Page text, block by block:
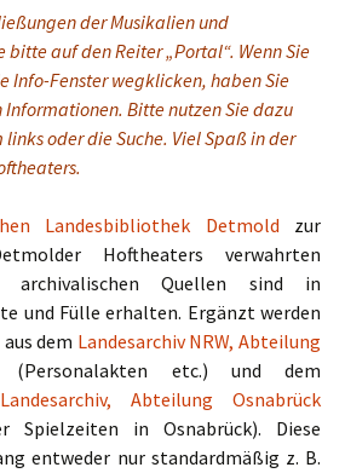
der Musikalien und
bitte auf den Reiter „Portal“. Wenn Sie
Info-Fenster wegklicken, haben Sie
Bitte nutzen Sie dazu
oder die Suche. Viel Spaß in der
Landesbibliothek Detmold zur
Hoftheaters verwahrten
archivalischen Quellen sind in
und Fülle erhalten. Ergänzt werden
dem Landesarchiv NRW, Abteilung
(Personalakten etc.) und dem
Abteilung Osnabrück
in Osnabrück). Diese
entweder nur standardmäßig z. B.